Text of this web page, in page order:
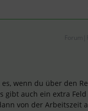
wenn du über den
gibt auch ein extra Feld
von der Arbeitszeit